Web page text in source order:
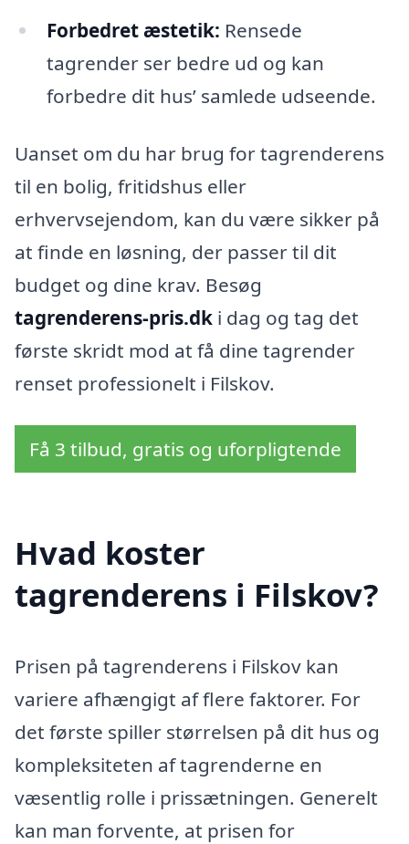
Forbedret æstetik: Rensede
tagrender ser bedre ud og kan
forbedre dit hus’ samlede udseende.
Uanset om du har brug for tagrenderens
til en bolig, fritidshus eller
erhvervsejendom, kan du være sikker på
at finde en løsning, der passer til dit
budget og dine krav. Besøg
tagrenderens-pris.dk i dag og tag det
første skridt mod at få dine tagrender
renset professionelt i Filskov.
Få 3 tilbud, gratis og uforpligtende
Hvad koster
tagrenderens i Filskov?
Prisen på tagrenderens i Filskov kan
variere afhængigt af flere faktorer. For
det første spiller størrelsen på dit hus og
kompleksiteten af tagrenderne en
væsentlig rolle i prissætningen. Generelt
kan man forvente, at prisen for